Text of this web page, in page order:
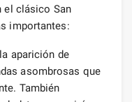
el clásico San
importantes:
aparición de
asombrosas que
También